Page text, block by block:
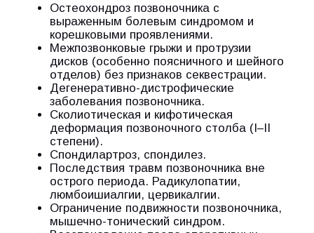
Остеохондроз позвоночника с
выраженным болевым синдромом и
корешковыми проявлениями.
Межпозвонковые грыжи и протрузии
дисков (особенно поясничного и шейного
отделов) без признаков секвестрации.
Дегенеративно-дистрофические
заболевания позвоночника.
Сколиотическая и кифотическая
деформация позвоночного столба (I–II
степени).
Спондилартроз, спондилез.
Последствия травм позвоночника вне
острого периода. Радикулопатии,
люмбоишиалгии, цервикалгии.
Ограничение подвижности позвоночника,
мышечно-тонический синдром.